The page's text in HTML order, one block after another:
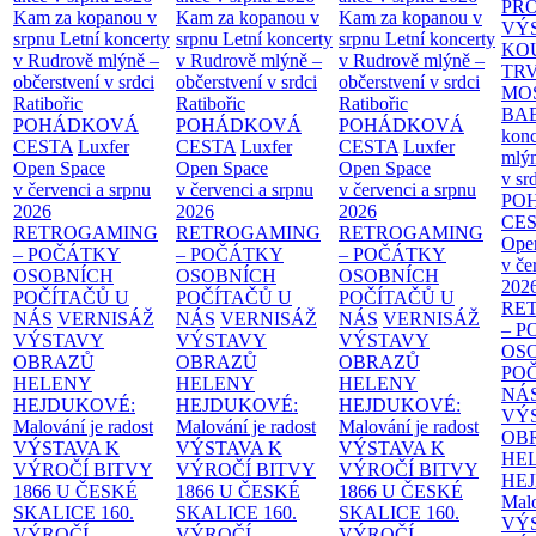
Kam za kopanou v
srpnu Letní koncerty
v Rudrově mlýně –
občerstvení v srdci
Ratibořic
POHÁDKOVÁ
CESTA Luxfer
Open Space
v červenci a srpnu
2026
RETROGAMING
– POČÁTKY
OSOBNÍCH
POČÍTAČŮ U
NÁS VERNISÁŽ
VÝSTAVY
OBRAZŮ
HELENY
HEJDUKOVÉ:
Malování je radost
VÝSTAVA K
VÝROČÍ BITVY
1866 U ČESKÉ
SKALICE 160.
Kam za kopanou v
srpnu Letní koncerty
v Rudrově mlýně –
občerstvení v srdci
Ratibořic
POHÁDKOVÁ
CESTA Luxfer
Open Space
v červenci a srpnu
2026
RETROGAMING
– POČÁTKY
OSOBNÍCH
POČÍTAČŮ U
NÁS VERNISÁŽ
VÝSTAVY
OBRAZŮ
HELENY
HEJDUKOVÉ:
Malování je radost
VÝSTAVA K
VÝROČÍ BITVY
1866 U ČESKÉ
SKALICE 160.
Kam za kopanou v
srpnu Letní koncerty
v Rudrově mlýně –
občerstvení v srdci
Ratibořic
POHÁDKOVÁ
CESTA Luxfer
Open Space
v červenci a srpnu
2026
RETROGAMING
– POČÁTKY
OSOBNÍCH
POČÍTAČŮ U
NÁS VERNISÁŽ
VÝSTAVY
OBRAZŮ
HELENY
HEJDUKOVÉ:
Malování je radost
VÝSTAVA K
VÝROČÍ BITVY
1866 U ČESKÉ
SKALICE 160.
v
v
–